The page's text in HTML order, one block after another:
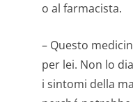
o al farmacista.
– Questo
per lei. Non lo
i sintomi della